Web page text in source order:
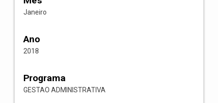
Janeiro
Ano
2018
Programa
GESTAO ADMINISTRATIVA